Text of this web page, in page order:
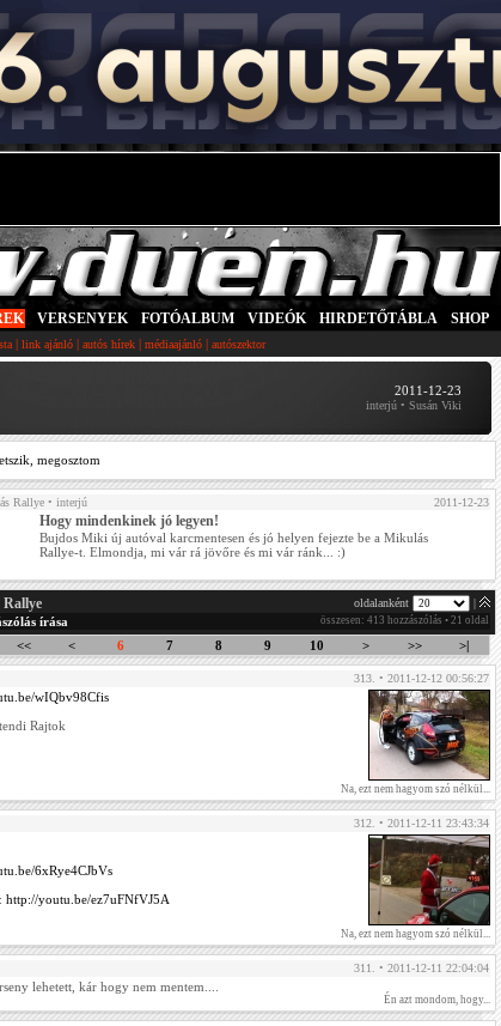
VERSENYEK FOTÓALBUM VIDEÓK HIRDETŐTÁBLA SHOP
| link ajánló | autós hírek | médiaajánló | autószektor
2011-12-23
interjú • Susán Viki
megosztom
Rallye • interjú 2011-12-23
Hogy mindenkinek jó legyen!
Bujdos Miki új autóval karcmentesen és jó helyen fejezte be a Mikulás
Rallye-t. Elmondja, mi vár rá jövőre és mi vár ránk... :)
oldalanként
írása összesen: 413 hozzászólás • 21 oldal
<< < 6 7 8 9 10 > >> >|
313. • 2011-12-12 00:56:27
wIQbv98Cfis
Rajtok
Na, ezt nem hagyom szó nélkül...
312. • 2011-12-11 23:43:34
6xRye4CJbVs
http://youtu.be/ez7uFNfVJ5A
Na, ezt nem hagyom szó nélkül...
311. • 2011-12-11 22:04:04
lehetett, kár hogy nem mentem....
Én azt mondom, hogy...